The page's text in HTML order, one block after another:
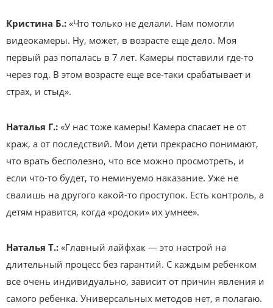
Кристина Б.: «Что только не делали. Нам помогли
видеокамеры. Ну, может, в возрасте еще дело. Моя
первый раз попалась в 7 лет. Камеры поставили где-то
через год. В этом возрасте еще все-таки срабатывает и
страх, и стыд».
Наталья Г.: «У нас тоже камеры! Камера спасает не от
краж, а от последствий. Мои дети прекрасно понимают,
что врать бесполезно, что все можно просмотреть, и
если что-то будет, то неминуемо наказание. Уже не
свалишь на другого какой-то проступок. Есть контроль, а
детям нравится, когда «родоки» их умнее».
Наталья Т.: «Главный лайфхак — это настрой на
длительный процесс без гарантий. С каждым ребенком
все очень индивидуально, зависит от причин явления и
самого ребенка. Универсальных методов нет, я полагаю.